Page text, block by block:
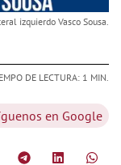
izquierdo Vasco Sousa.
DE LECTURA: 1 MIN.
en Google